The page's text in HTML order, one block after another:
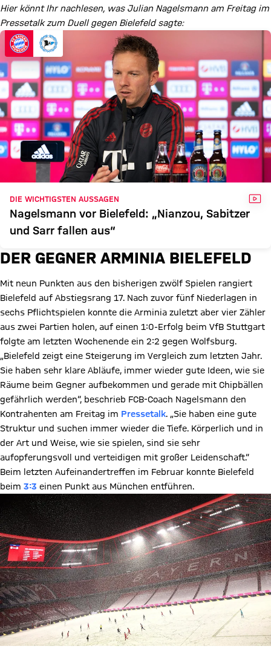
Hier könnt Ihr nachlesen, was Julian Nagelsmann am Freitag im
Pressetalk zum Duell gegen Bielefeld sagte:
DIE WICHTIGSTEN AUSSAGEN
Nagelsmann vor Bielefeld: „Nianzou, Sabitzer
und Sarr fallen aus“
DER GEGNER ARMINIA BIELEFELD
Mit neun Punkten aus den bisherigen zwölf Spielen rangiert
Bielefeld auf Abstiegsrang 17. Nach zuvor fünf Niederlagen in
sechs Pflichtspielen konnte die Arminia zuletzt aber vier Zähler
aus zwei Partien holen, auf einen 1:0-Erfolg beim VfB Stuttgart
folgte am letzten Wochenende ein 2:2 gegen Wolfsburg.
„Bielefeld zeigt eine Steigerung im Vergleich zum letzten Jahr.
Sie haben sehr klare Abläufe, immer wieder gute Ideen, wie sie
Räume beim Gegner aufbekommen und gerade mit Chipbällen
gefährlich werden“, beschrieb FCB-Coach Nagelsmann den
Kontrahenten am Freitag im Pressetalk. „Sie haben eine gute
Struktur und suchen immer wieder die Tiefe. Körperlich und in
der Art und Weise, wie sie spielen, sind sie sehr
aufopferungsvoll und verteidigen mit großer Leidenschaft.“
Beim letzten Aufeinandertreffen im Februar konnte Bielefeld
beim 3:3 einen Punkt aus München entführen.